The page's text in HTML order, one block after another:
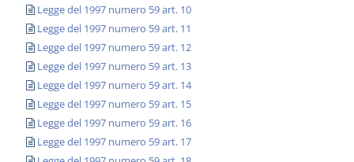
Legge del 1997 numero 59 art. 10
Legge del 1997 numero 59 art. 11
Legge del 1997 numero 59 art. 12
Legge del 1997 numero 59 art. 13
Legge del 1997 numero 59 art. 14
Legge del 1997 numero 59 art. 15
Legge del 1997 numero 59 art. 16
Legge del 1997 numero 59 art. 17